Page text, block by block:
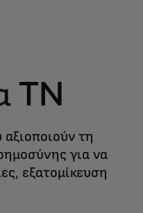
TN
τη
για να
εξατομίκευση